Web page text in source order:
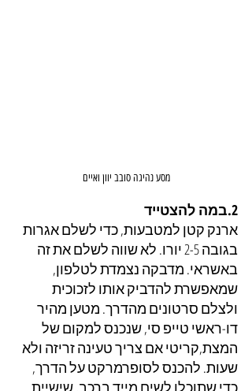
מסע נהיגה סובב יוון ואיים
2.במה להצטייד
ארנק קטן למטבעות, כדי לשלם אגרות
בגובה 2-5 יורו. לא שווה לשלם את זה
באשראי. מדבקה נצמדת לטלפון,
שמאפשרת להדביק אותו לזכוכית
ולצלם סרטונים מהדרך. מטען מהיר
דו-ראשי טייפ סי, שנכנס למקום של
המצת,קריטי אם צריך טעינה זריזה ולא
שעות. להכנס לסופרמרקט על הדרך,